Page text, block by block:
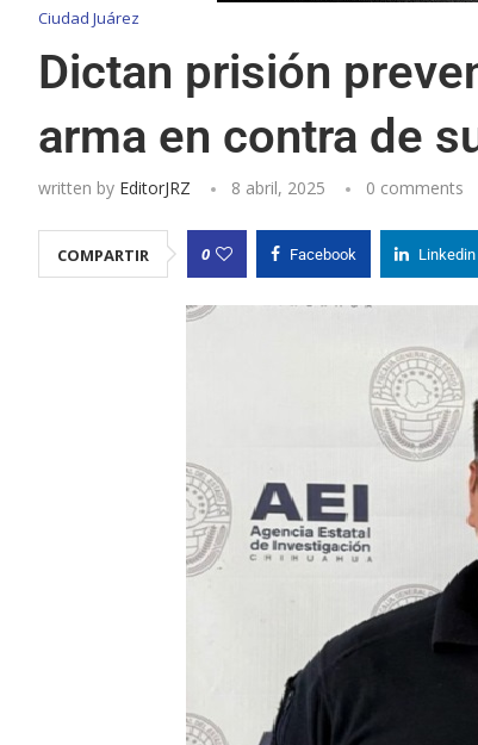
Ciudad Juárez
Dictan prisión
arma en contra de
written by EditorJRZ 8 abril, 2025 0 comments
COMPARTIR 0 Facebook Linkedin